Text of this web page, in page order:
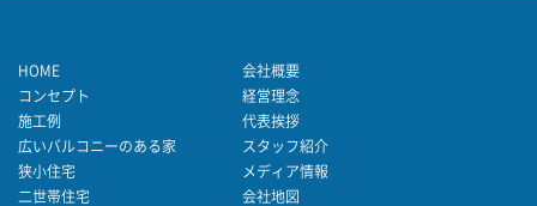
HOME
コンセプト
施工例
広いバルコニーのある家
狭小住宅
二世帯住宅
会社概要
経営理念
代表挨拶
スタッフ紹介
メディア情報
会社地図